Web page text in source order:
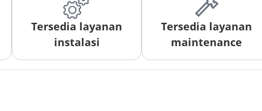
Tersedia layanan
instalasi
Tersedia layanan
maintenance